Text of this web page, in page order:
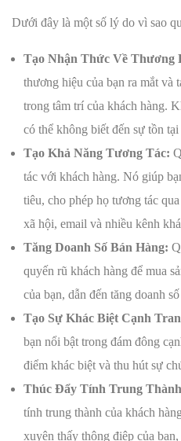
Dưới đây là một số lý do vì sao
Tạo Nhận Thức Về Thương
thương hiệu của bạn ra mắt và
trong tâm trí của khách hàng.
có thể không biết đến sự tồn tại
Tạo Khả Năng Tương Tác:
tác với khách hàng. Nó giúp
tiêu, cho phép họ tương tác
xã hội, email và nhiều kênh
Tăng Doanh Số Bán Hàng:
quyến rũ khách hàng để mua
của bạn, dẫn đến tăng doanh
Tạo Sự Khác Biệt Cạnh
bạn nổi bật trong đám đông
điểm khác biệt và thu hút sự
Thúc Đẩy Tính Trung
tính trung thành của khách
xuyên thấy thông điệp của